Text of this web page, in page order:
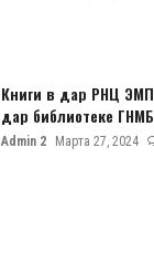
Книги в дар РНЦ
дар библиотеке
Admin 2 Марта 27, 2024